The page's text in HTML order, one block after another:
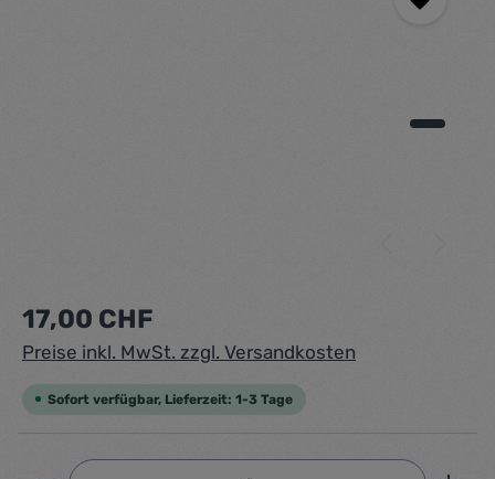
Regulärer Preis:
17,00 CHF
Preise inkl. MwSt. zzgl. Versandkosten
Sofort verfügbar, Lieferzeit: 1-3 Tage
Produkt Anzahl: Gib den gewünschten Wert ein